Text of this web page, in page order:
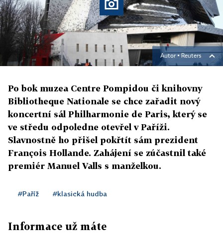
Autor ▪ Reuters
Po bok muzea Centre Pompidou či knihovny
Bibliotheque Nationale se chce zařadit nový
koncertní sál Philharmonie de Paris, který se
ve středu odpoledne otevřel v Paříži.
Slavnostně ho přišel pokřtít sám prezident
François Hollande. Zahájení se zúčastnil také
premiér Manuel Valls s manželkou.
#Paříž #klasická hudba
Informace už máte